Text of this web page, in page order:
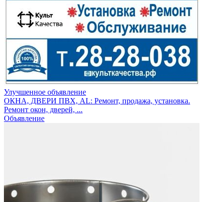
Улучшенное объявление
ОКНА, ДВЕРИ ПВХ, AL: Ремонт, продажа, установка.
Ремонт окон, дверей, ...
Объявление